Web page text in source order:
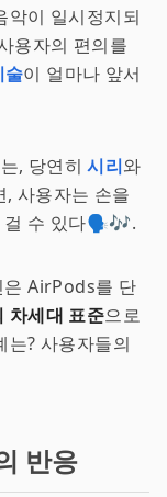
악이 일시정지되
용자의 편의를
술이 얼마나 앞서
, 당연히시리와
사용자는 손을
걸 수 있다🗣️🎶.
은 AirPods를 단
차세대 표준으로
는? 사용자들의
반응